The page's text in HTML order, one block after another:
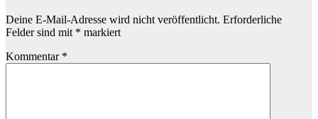
Deine E-Mail-Adresse wird nicht veröffentlicht. Erforderliche
Felder sind mit * markiert
Kommentar *